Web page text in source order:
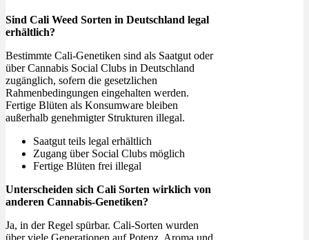
Sind Cali Weed Sorten in Deutschland legal
erhältlich?
Bestimmte Cali-Genetiken sind als Saatgut oder
über Cannabis Social Clubs in Deutschland
zugänglich, sofern die gesetzlichen
Rahmenbedingungen eingehalten werden.
Fertige Blüten als Konsumware bleiben
außerhalb genehmigter Strukturen illegal.
Saatgut teils legal erhältlich
Zugang über Social Clubs möglich
Fertige Blüten frei illegal
Unterscheiden sich Cali Sorten wirklich von
anderen Cannabis-Genetiken?
Ja, in der Regel spürbar. Cali-Sorten wurden
über viele Generationen auf Potenz, Aroma und